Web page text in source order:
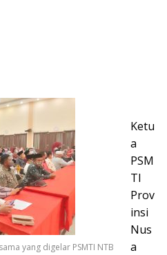
yang digelar PSMTI NTB
Ketu
a
PSM
TI
Prov
insi
Nus
a